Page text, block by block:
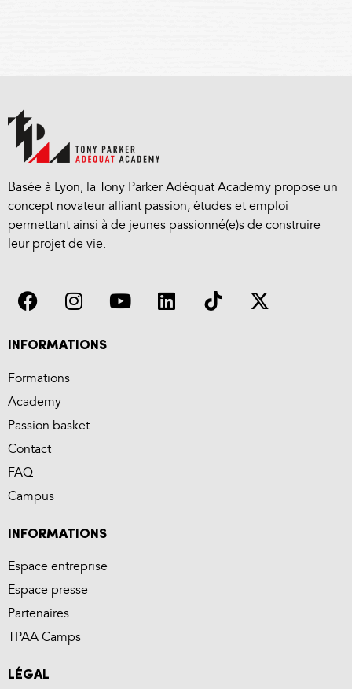
Basée à Lyon, la Tony Parker Adéquat Academy propose un
concept novateur alliant passion, études et emploi
permettant ainsi à de jeunes passionné(e)s de construire
leur projet de vie.
INFORMATIONS
Formations
Academy
Passion basket
Contact
FAQ
Campus
INFORMATIONS
Espace entreprise
Espace presse
Partenaires
TPAA Camps
LÉGAL